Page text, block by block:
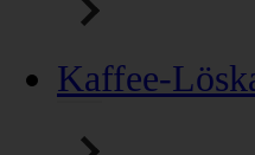
Kaffee-